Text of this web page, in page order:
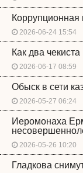
2026-06-24 15:54
Как два
2026-06-17 08:59
Обыск в сети
2026-05-27 06:24
Иеромонаха
2026-05-26 10:20
Гладкова